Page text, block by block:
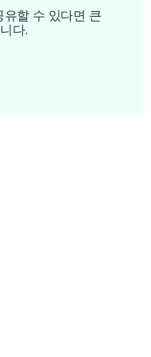
할 수 있다면 큰
다.